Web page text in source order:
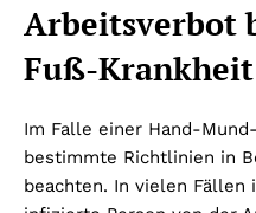
Arbeitsverbot
Fuß-Krankheit
Im Falle einer Hand-
bestimmte Richtlinien in
beachten. In vielen Fällen